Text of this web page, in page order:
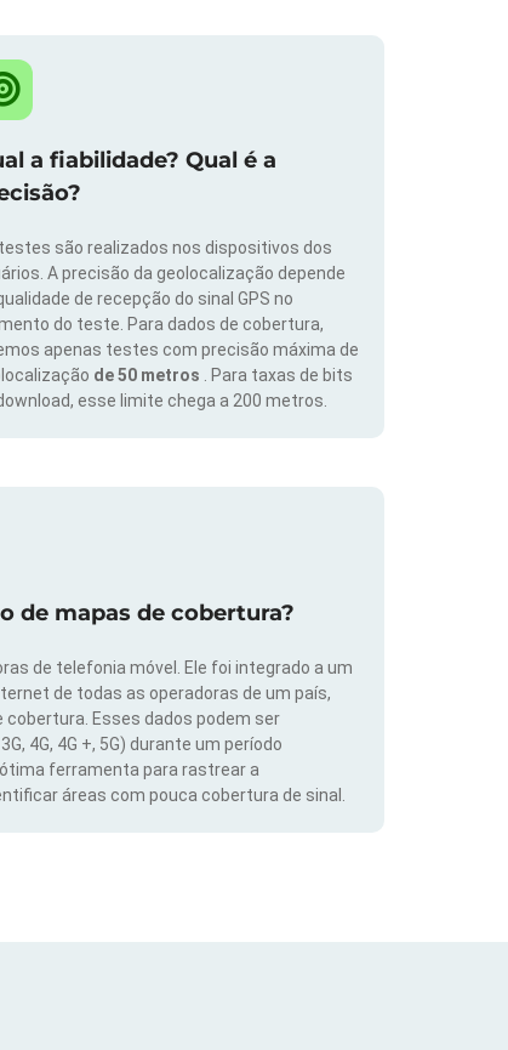
a fiabilidade? Qual é a
são realizados nos dispositivos dos
A precisão da geolocalização depende
de recepção do sinal GPS no
do teste. Para dados de cobertura,
apenas testes com precisão máxima de
de 50 metros
. Para taxas de bits
esse limite chega a 200 metros.
de mapas de cobertura?
de telefonia móvel. Ele foi integrado a um
de todas as operadoras de um país,
Esses dados podem ser
4G, 4G +, 5G) durante um período
ferramenta para rastrear a
áreas com pouca cobertura de sinal.